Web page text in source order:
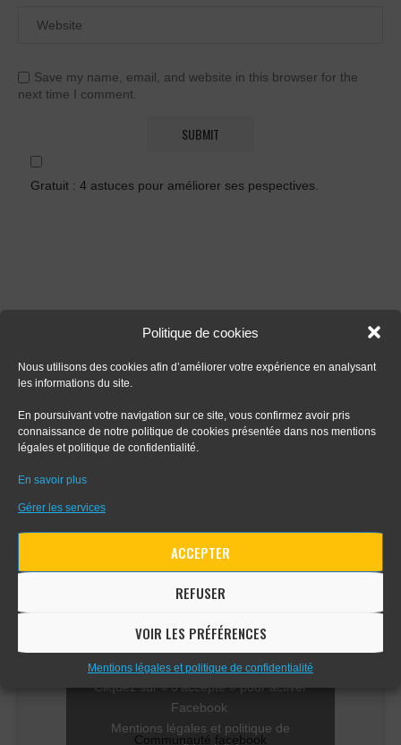
Politique de cookies
Nous utilisons des cookies afin d’améliorer votre expérience en analysant
les informations du site.
En poursuivant votre navigation sur ce site, vous confirmez avoir pris
connaissance de notre politique de cookies présentée dans nos mentions
légales et politique de confidentialité.
En savoir plus
Gérer les services
ACCEPTER
REFUSER
VOIR LES PRÉFÉRENCES
Mentions légales et politique de confidentialité
Save my name, email, and website in this browser for the
next time I comment.
Gratuit : 4 astuces pour améliorer ses pespectives.
FORMATIONS
- Apprendre le digital painting
- Apprendre la perspective d'intérieur
Communauté facebook
Cliquez sur « J’accepte » pour activer
Facebook
Mentions légales et politique de